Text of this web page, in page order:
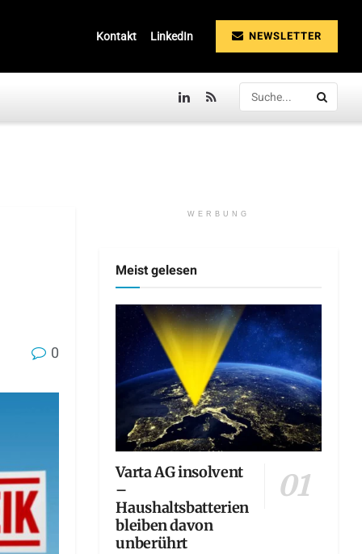
Kontakt LinkedIn NEWSLETTER
0
WERBUNG
Meist gelesen
Varta AG insolvent
–
Haushaltsbatterien
bleiben davon
unberührt